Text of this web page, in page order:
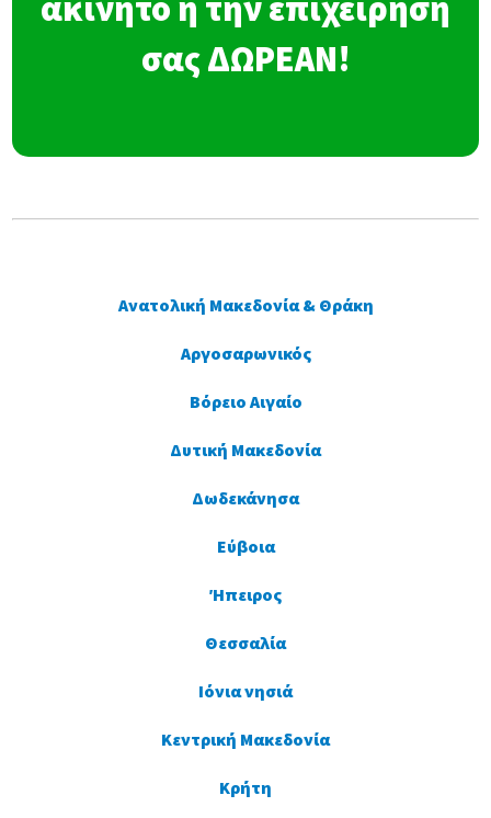
σας ΔΩΡΕΑΝ!
Ανατολική Μακεδονία & Θράκη
Αργοσαρωνικός
Βόρειο Αιγαίο
Δυτική Μακεδονία
Δωδεκάνησα
Εύβοια
Ήπειρος
Θεσσαλία
Ιόνια νησιά
Κεντρική Μακεδονία
Κρήτη